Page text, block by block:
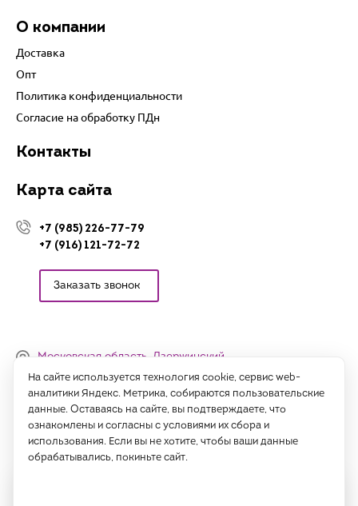
О компании
Доставка
Опт
Политика конфиденциальности
Согласие на обработку ПДн
Контакты
Карта сайта
+7 (985) 226-77-79
+7 (916) 121-72-72
Заказать звонок
Московская область, Дзержинский,
Денисьевский проезд, 15 (офис)
Часы работы:
с 09:00 до 18:00, сб-вс - выходные
Написать нам
На сайте используется технология cookie, сервис web-
аналитики Яндекс. Метрика, собираются пользовательские
данные. Оставаясь на сайте, вы подтверждаете, что
ознакомлены и согласны с условиями их сбора и
использования. Если вы не хотите, чтобы ваши данные
обрабатывались, покиньте сайт.